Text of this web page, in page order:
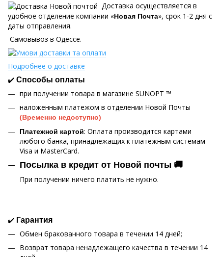
Доставка осуществляется в
удобное отделение компании «Новая Почта», срок 1-2 дня с
даты отправления.
Самовывоз в Одессе.
Подробнее о доставке
✔️ Способы оплаты
при получении товара в магазине SUNOPT ™
наложенным платежом в отделении Новой Почты
(Временно недоступно)
Платежной картой: Оплата производится картами
любого банка, принадлежащих к платежным системам
Visa и MasterCard.
Посылка в кредит от Новой почты 🚚
При получении ничего платить не нужно.
✔️ Гарантия
Обмен бракованного товара в течении 14 дней;
Возврат товара ненадлежащего качества в течении 14